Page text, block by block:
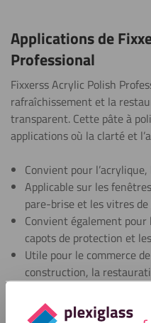
Applications de
Professional
Fixxerss Acrylic Polish
rafraîchissement et la
transparent. Cette pâte à
applications où la clarté et
Convient pour
Applicable sur les
pare-brise et les vitres de
Convient également
capots de protection et
Utile pour le commerce
construction, la
légères et le ternissement.